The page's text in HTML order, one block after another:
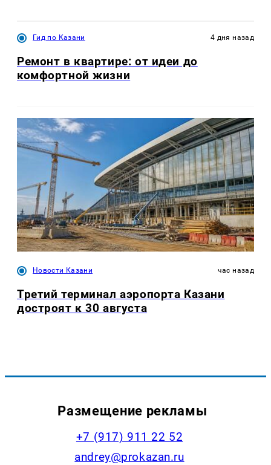
Гид по Казани 4 дня назад
Ремонт в квартире: от идеи до
комфортной жизни
Новости Казани час назад
Третий терминал аэропорта Казани
достроят к 30 августа
Размещение рекламы
+7 (917) 911 22 52
andrey@prokazan.ru